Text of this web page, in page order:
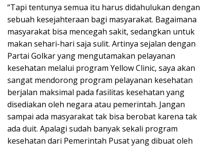
“Tapi tentunya semua itu harus didahulukan dengan
sebuah kesejahteraan bagi masyarakat. Bagaimana
masyarakat bisa mencegah sakit, sedangkan untuk
makan sehari-hari saja sulit. Artinya sejalan dengan
Partai Golkar yang mengutamakan pelayanan
kesehatan melalui program Yellow Clinic, saya akan
sangat mendorong program pelayanan kesehatan
berjalan maksimal pada fasilitas kesehatan yang
disediakan oleh negara atau pemerintah. Jangan
sampai ada masyarakat tak bisa berobat karena tak
ada duit. Apalagi sudah banyak sekali program
kesehatan dari Pemerintah Pusat yang dibuat oleh